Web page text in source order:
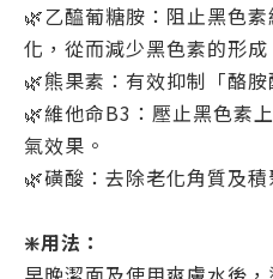
🌿乙醯葡糖胺：阻止黑色
化，從而減少黑色素的形成
🌿熊果素：有效抑制「酪
🌿維他命B3：壓止黑色素
氣效果。
🌿磺酸：去除老化角質及
❇️用法：